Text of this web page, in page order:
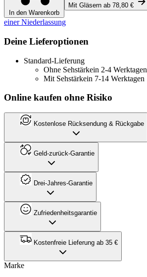
In den Warenkorb
Mit Gläsern ab 78,80 €
einer Niederlassung
Deine Lieferoptionen
Standard-Lieferung
Ohne Sehstärkein 2-4 Werktagen
Mit Sehstärkein 7-14 Werktagen
Online kaufen ohne Risiko
Kostenlose Rücksendung & Rückgabe
Geld-zurück-Garantie
Drei-Jahres-Garantie
Zufriedenheitsgarantie
Kostenfreie Lieferung ab 35 €
Marke